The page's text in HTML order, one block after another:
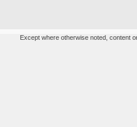
Except where otherwise noted, content